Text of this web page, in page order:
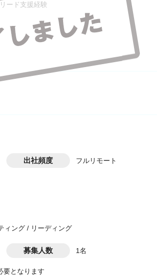
ード支援経験
出社頻度 フルリモート
ィング / リーディング
募集人数 1名
要となります